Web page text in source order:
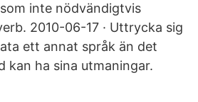
inte nödvändigtvis
2010-06-17 · Uttrycka sig
ett annat språk än det
kan ha sina utmaningar.